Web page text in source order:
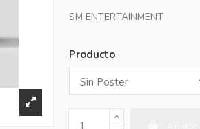
SM ENTERTAINMENT
Producto